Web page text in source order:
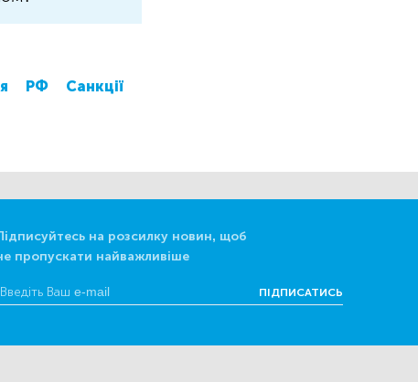
РФ
Санкції
на розсилку новин, щоб
пропускати найважливіше
ПІДПИСАТИСЬ